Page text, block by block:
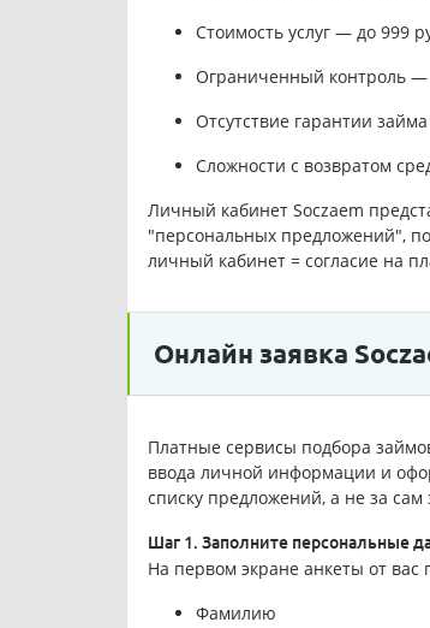
Стоимость услуг — до 999
Ограниченный контроль —
Отсутствие гарантии
Сложности с возвратом
Личный кабинет Soczaem
"персональных предложений",
личный кабинет = согласие на
Онлайн заявка
Платные сервисы подбора
ввода личной информации и
списку предложений, а не за сам
Шаг 1. Заполните персональные
На первом экране анкеты от вас
Фамилию